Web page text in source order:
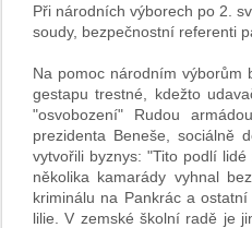
Při národních výborech po 2.
soudy, bezpečnostní referenti
Na pomoc národním výborům
gestapu trestné, kdežto
"osvobození" Rudou
prezidenta Beneše, sociálně
vytvořili byznys: "Tito podlí
několika kamarády vyhnal
kriminálu na Pankrác a
lilie. V zemské školní radě je